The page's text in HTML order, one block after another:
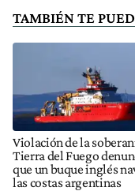
TAMBIÉN TE
Violación de la
Tierra del Fuego
que un buque inglés
las costas argentinas